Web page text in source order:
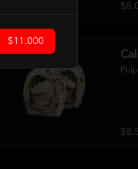
$11.000